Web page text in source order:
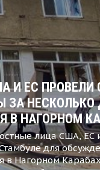
И ЕС ПРОВЕЛИ
ЗА
В НАГОРНОМ
лица США, ЕС
для
в Нагорном